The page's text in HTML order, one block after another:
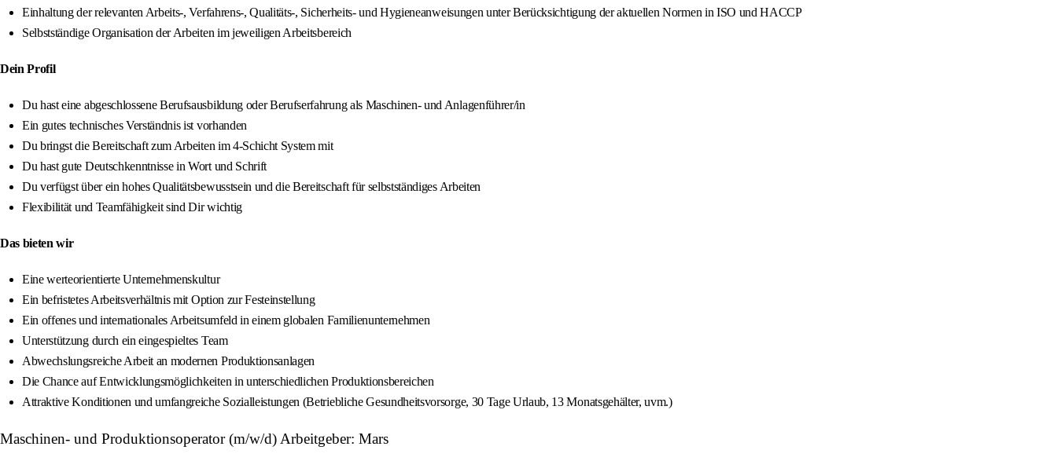
Einhaltung der relevanten Arbeits-, Verfahrens-, Qualitäts-, Sicherheits- und Hygieneanweisungen unter Berücksichtigung der aktuellen Normen in ISO und HACCP
Selbstständige Organisation der Arbeiten im jeweiligen Arbeitsbereich
Dein Profil
Du hast eine abgeschlossene Berufsausbildung oder Berufserfahrung als Maschinen- und Anlagenführer/in
Ein gutes technisches Verständnis ist vorhanden
Du bringst die Bereitschaft zum Arbeiten im 4-Schicht System mit
Du hast gute Deutschkenntnisse in Wort und Schrift
Du verfügst über ein hohes Qualitätsbewusstsein und die Bereitschaft für selbstständiges Arbeiten
Flexibilität und Teamfähigkeit sind Dir wichtig
Das bieten wir
Eine werteorientierte Unternehmenskultur
Ein befristetes Arbeitsverhältnis mit Option zur Festeinstellung
Ein offenes und internationales Arbeitsumfeld in einem globalen Familienunternehmen
Unterstützung durch ein eingespieltes Team
Abwechslungsreiche Arbeit an modernen Produktionsanlagen
Die Chance auf Entwicklungsmöglichkeiten in unterschiedlichen Produktionsbereichen
Attraktive Konditionen und umfangreiche Sozialleistungen (Betriebliche Gesundheitsvorsorge, 30 Tage Urlaub, 13 Monatsgehälter, uvm.)
Maschinen- und Produktionsoperator (m/w/d) Arbeitgeber: Mars